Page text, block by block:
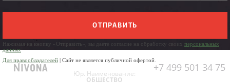
ОТПРАВИТЬ
Нажимая на кнопку «Отправить», вы даете согласие на обработку своих персональных
данных
Для правообладателей | Сайт не является публичной офертой.
+7 499 501 34 75
Юр. Наименование:
ОБЩЕСТВО